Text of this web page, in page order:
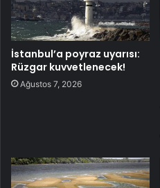
İstanbul’a poyraz uyarısı:
Rüzgar kuvvetlenecek!
Ağustos 7, 2026